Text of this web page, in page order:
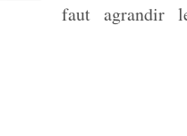
faut agrandir